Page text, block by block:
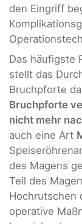
den Eingriff
Das häufigste
stellt das
Bruchpforte
Bruchpforte
nicht mehr
auch eine Art
des Magens
Teil des
Hochrutschen
operative